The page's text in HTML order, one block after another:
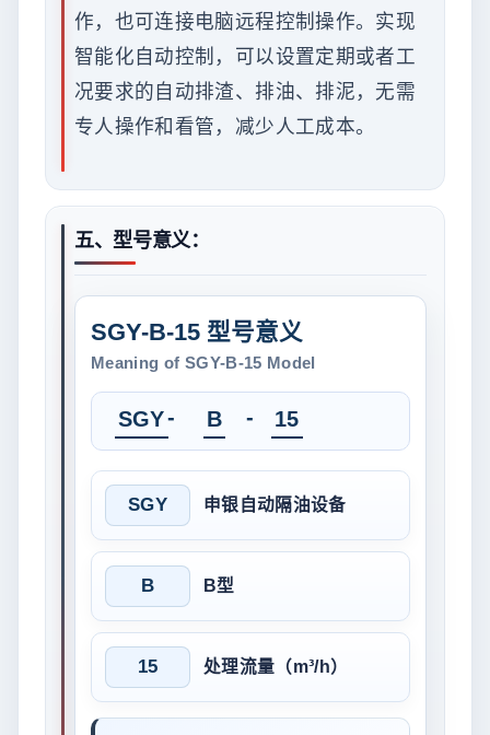
作，也可连接电脑远程控制操作。实现
智能化自动控制，可以设置定期或者工
况要求的自动排渣、排油、排泥，无需
专人操作和看管，减少人工成本。
五、型号意义：
SGY-B-15 型号意义
Meaning of SGY-B-15 Model
SGY B 15
- -
SGY 申银自动隔油设备
B B型
15 处理流量（m³/h）